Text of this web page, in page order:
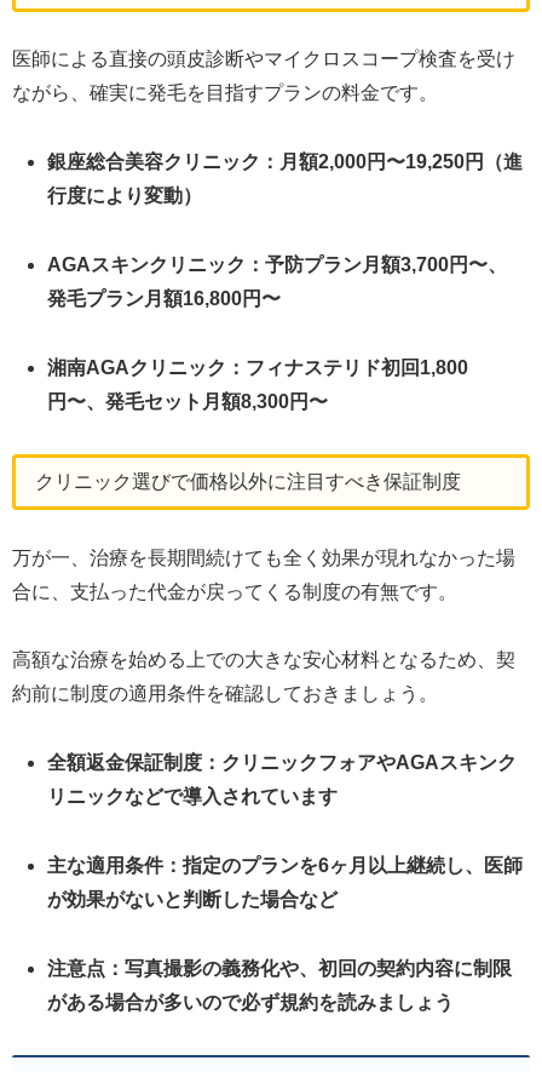
医師による直接の頭皮診断やマイクロスコープ検査を受け
ながら、確実に発毛を目指すプランの料金です。
銀座総合美容クリニック：月額2,000円〜19,250円（進
行度により変動）
AGAスキンクリニック：予防プラン月額3,700円〜、
発毛プラン月額16,800円〜
湘南AGAクリニック：フィナステリド初回1,800
円〜、発毛セット月額8,300円〜
クリニック選びで価格以外に注目すべき保証制度
万が一、治療を長期間続けても全く効果が現れなかった場
合に、支払った代金が戻ってくる制度の有無です。
高額な治療を始める上での大きな安心材料となるため、契
約前に制度の適用条件を確認しておきましょう。
全額返金保証制度：クリニックフォアやAGAスキンク
リニックなどで導入されています
主な適用条件：指定のプランを6ヶ月以上継続し、医師
が効果がないと判断した場合など
注意点：写真撮影の義務化や、初回の契約内容に制限
がある場合が多いので必ず規約を読みましょう